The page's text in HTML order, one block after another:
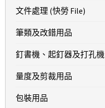
文件處理 (快勞 File)
筆類及改錯用品
釘書機、起釘器及打孔機
量度及剪裁用品
包裝用品